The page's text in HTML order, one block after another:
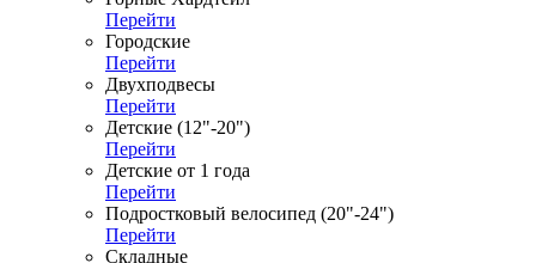
Перейти
Городские
Перейти
Двухподвесы
Перейти
Детские (12"-20")
Перейти
Детские от 1 года
Перейти
Подростковый велосипед (20"-24")
Перейти
Складные